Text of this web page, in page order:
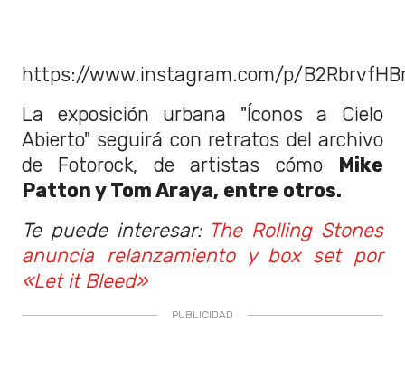
https://www.instagram.com/p/
La exposición urbana "Íconos a Cielo
Abierto" seguirá con retratos del archivo
de Fotorock, de artistas cómo Mike
Patton y Tom Araya, entre otros.
Te puede interesar: The Rolling Stones
anuncia relanzamiento y box set por
«Let it Bleed»